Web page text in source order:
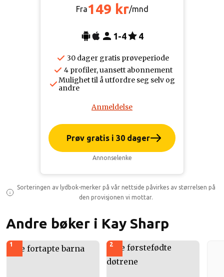
Fra149 kr/mnd
1-4 4
30 dager gratis prøveperiode
4 profiler, uansett abonnement
Mulighet til å utfordre seg selv og
andre
Anmeldelse
Prøv gratis i 30 dager
Annonselenke
Sorteringen av lydbok-merker på vår nettside påvirkes av størrelsen på
den provisjonen vi mottar.
Andre bøker i Kay Sharp
1 2